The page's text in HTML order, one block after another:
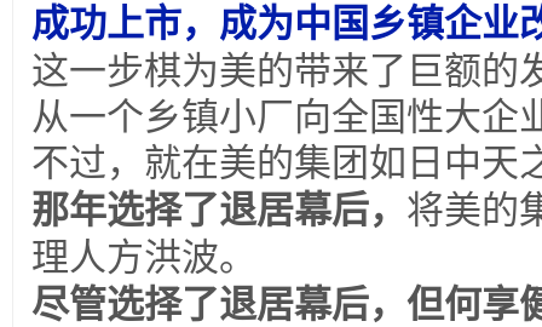
成功上市，成为中国乡镇企业
这一步棋为美的带来了巨额的
从一个乡镇小厂向全国性大企
不过，就在美的集团如日中天
那年选择了退居幕后， 将美的
理人方洪波。
尽管选择了退居幕后，但何享